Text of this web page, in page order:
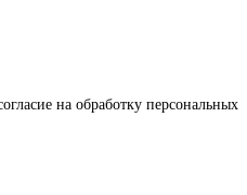
на обработку персональных